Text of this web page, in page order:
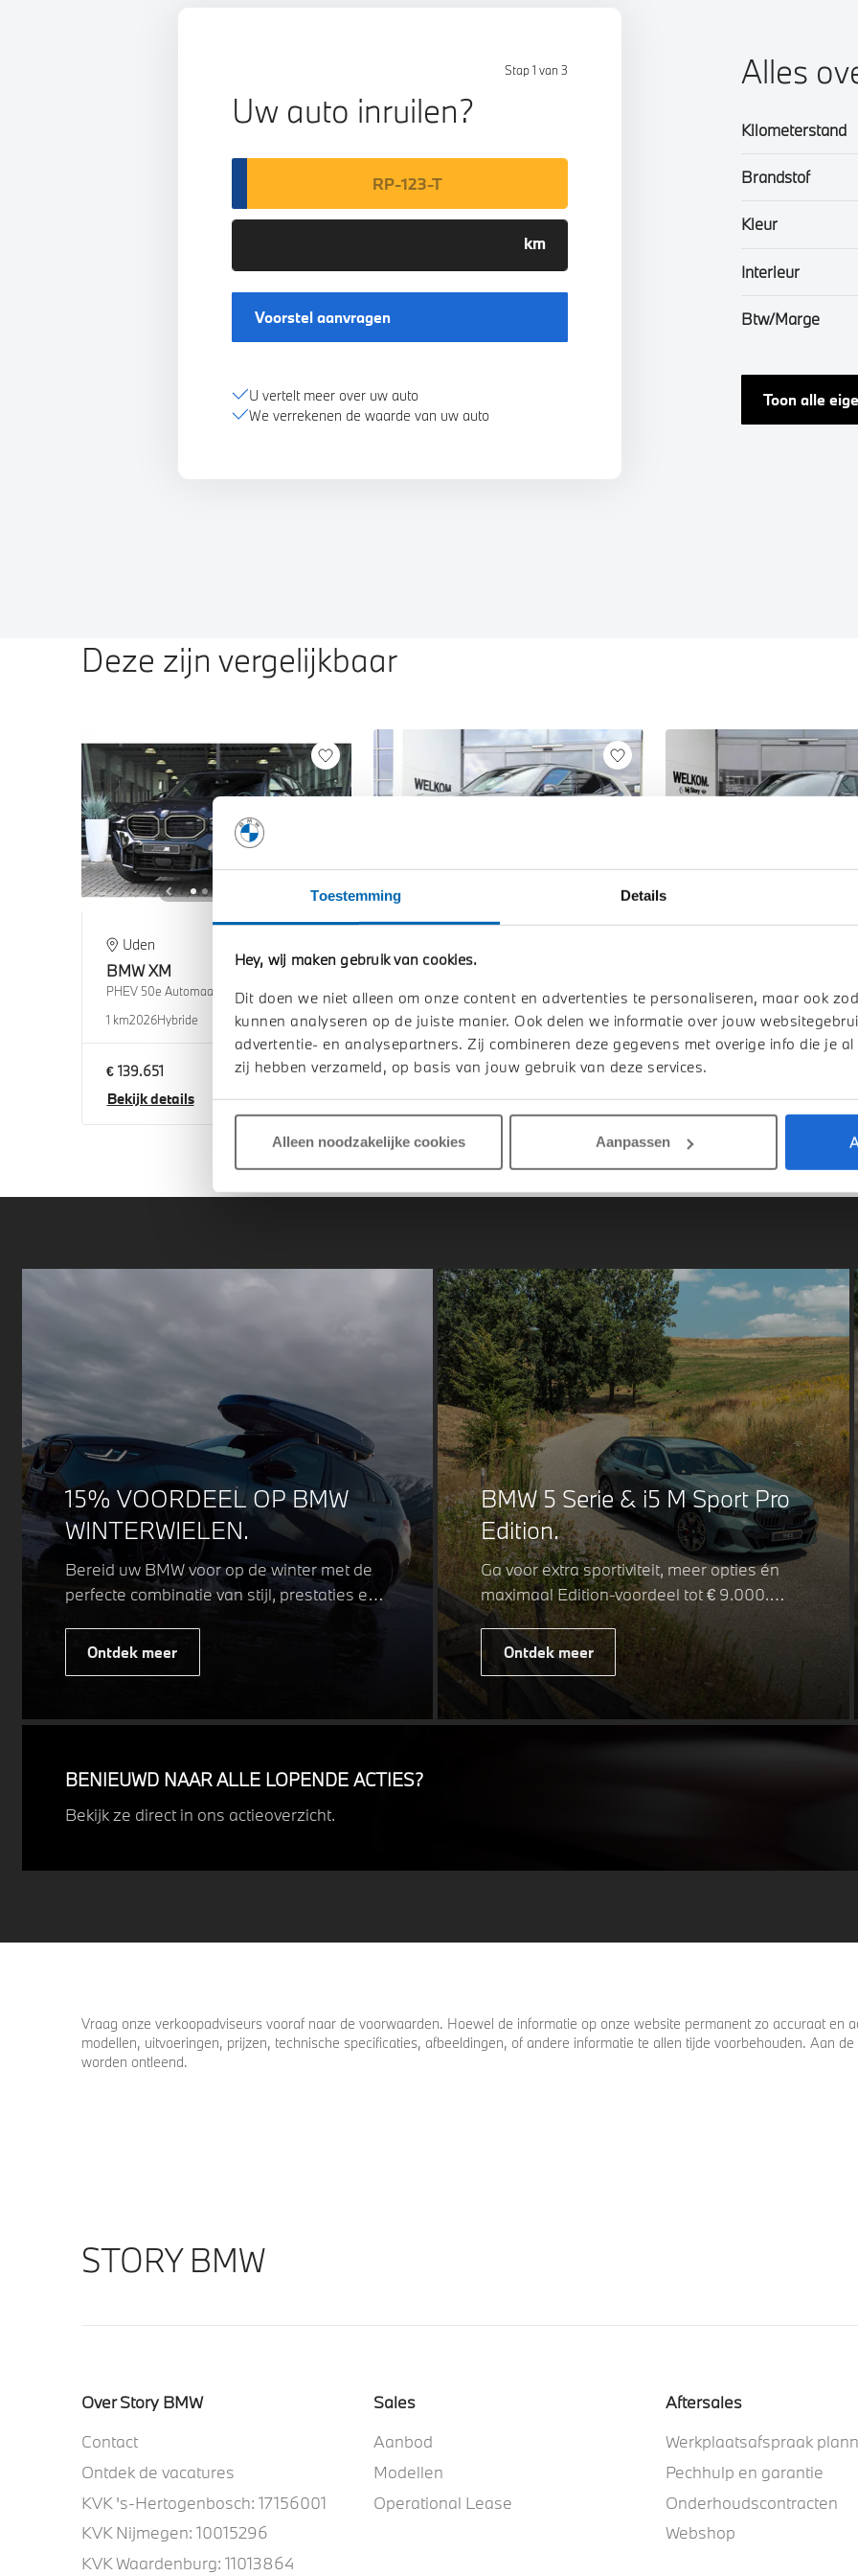
Toestemming Details
Hey, wij maken gebruik van cookies.
Dit doen we niet alleen om onze content en advertenties te personaliseren, maar ook
kunnen analyseren op de juiste manier. Ook delen we informatie over jouw
advertentie- en analysepartners. Zij combineren deze gegevens met overige info die je
zij hebben verzameld, op basis van jouw gebruik van deze services.
Alleen noodzakelijke cookies Aanpassen
Stap 1 van 3
Uw auto inruilen?
Voorstel aanvragen
U vertelt meer over uw auto
We verrekenen de waarde van uw auto
Alles
Kilometerstand
Brandstof
Kleur
Interieur
Btw/Marge
Toon alle
Deze zijn vergelijkbaar
Uden
BMW XM
PHEV 50e Automaat
1 km2026Hybride
€ 139.651
Bekijk details
BMWXM
PHEV 50e Automaat
1 km2026Hybride
€ 142.146
Bekijk details
PHEV 50e Automaat
1 km2026Hybride
€ 143.198
Bekijk details
15% VOORDEEL OP BMW
WINTERWIELEN.
Bereid uw BMW voor op de winter met de
perfecte combinatie van stijl, prestaties en
of elegante look, onze winterwielen zijn
uitdagende weersomstandigheden.
Ontdek meer
BMW 5 Serie & i5 M Sport Pro
Edition.
Ga voor extra sportiviteit, meer opties én
maximaal Edition-voordeel tot € 9.000.
Fiscaal leverbaar vanaf € 75.347. Met de
BMW 5 Serie & i5 M Sport Pro Edition kiest
u voor een rijk uitgeruste uitvoering waarin
juist de details het verschil maken. De
details die ervoor zorgen dat u nog één
keer omkijkt voordat u verder loopt.
Ontdek meer
BENIEUWD NAAR ALLE LOPENDE ACTIES?
Bekijk ze direct in ons actieoverzicht.
Vraag onze verkoopadviseurs vooraf naar de voorwaarden. Hoewel de informatie op onze website permanent zo accuraat en
modellen, uitvoeringen, prijzen, technische specificaties, afbeeldingen, of andere informatie te allen tijde voorbehouden. Aan
worden ontleend.
STORY BMW
Over Story BMW
Contact
Ontdek de vacatures
KVK 's-Hertogenbosch: 17156001
KVK Nijmegen: 10015296
KVK Waardenburg: 11013864
Sales
Aanbod
Modellen
Operational Lease
Aftersales
Werkplaatsafspraak
Pechhulp en garantie
Onderhoudscontracten
Webshop